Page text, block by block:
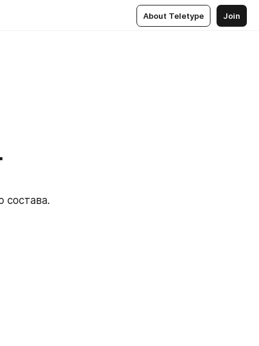
About Teletype Join
состава.